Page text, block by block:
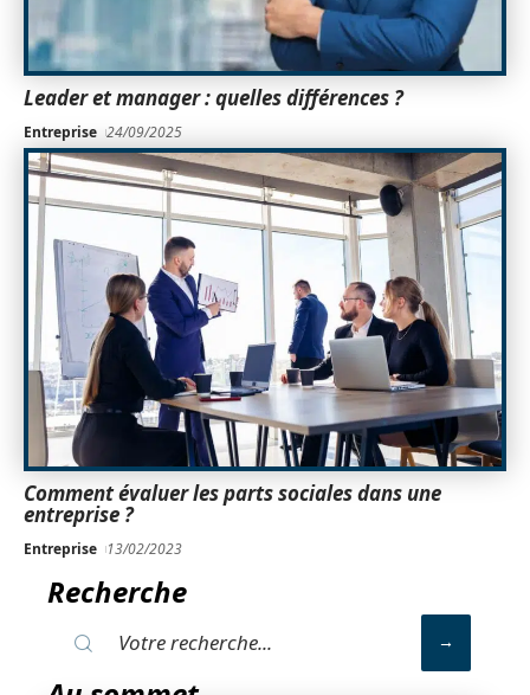
Leader et manager : quelles différences ?
Entreprise 24/09/2025
Comment évaluer les parts sociales dans une
entreprise ?
Entreprise 13/02/2023
Recherche